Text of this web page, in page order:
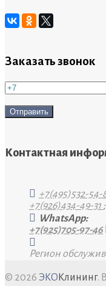
Заказать звонок
Контактная
+7(495)532-54-
+7(926)434-49-31 ;
WhatsApp:
+7(925)705-97-46
Регион
© 2026 ЭКО Клининг.